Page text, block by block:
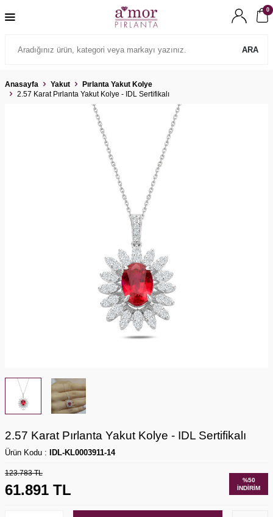
ARA
0
Anasayfa Yakut
Pırlanta Yakut Kolye
2.57 Karat Pırlanta Yakut Kolye - IDL Sertifikalı
2.57 Karat Pırlanta Yakut Kolye - IDL Sertifikalı
Ürün Kodu : IDL-KL0003911-14
123.783TL
61.891 TL
%50
İNDIRIM